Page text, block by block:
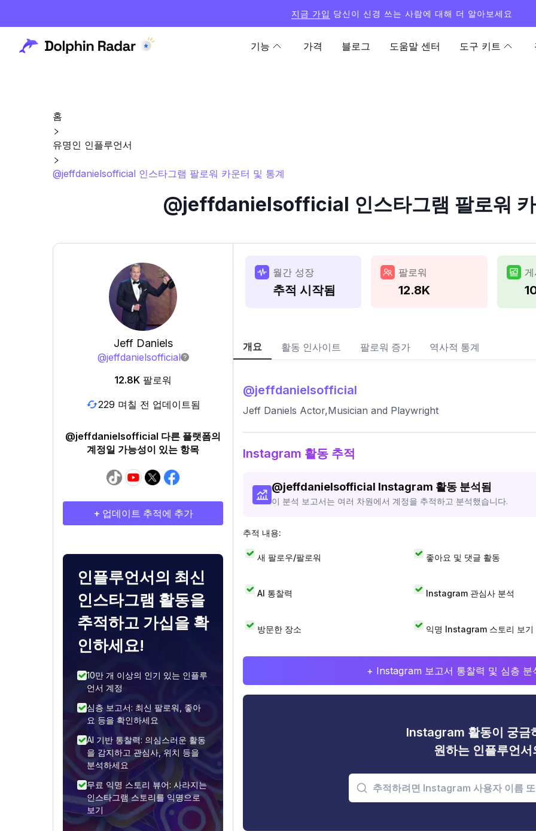
지금 가입 당신이 신경 쓰는 사람에 대해 더 알아보세요
기능 가격 블로그 도움말 센터 도구 키트
홈
유명인 인플루언서
@jeffdanielsofficial 인스타그램 팔로워 카운터 및 통계
@jeffdanielsofficial 인스타그램 팔로워
Jeff Daniels
@jeffdanielsofficial
12.8K 팔로워
229 며칠 전 업데이트됨
@jeffdanielsofficial 다른 플랫폼의
계정일 가능성이 있는 항목
+ 업데이트 추적에 추가
인플루언서의 최신
인스타그램 활동을
추적하고 가십을 확
인하세요!
10만 개 이상의 인기 있는 인플루
언서 계정
심층 보고서: 최신 팔로워, 좋아
요 등을 확인하세요
AI 기반 통찰력: 의심스러운 활동
을 감지하고 관심사, 위치 등을
분석하세요
무료 익명 스토리 뷰어: 사라지는
인스타그램 스토리를 익명으로
보기
월간 성장
추적 시작됨
팔로워
12.8K
개요 활동 인사이트 팔로워 증가 역사적 통계
@jeffdanielsofficial
Jeff Daniels Actor,Musician and Playwright
Instagram 활동 추적
@jeffdanielsofficial Instagram 활동 분석됨
이 분석 보고서는 여러 차원에서 계정을 추적하고 분석했습니다.
추적 내용:
새 팔로우/팔로워 좋아요 및 댓글 활동
AI 통찰력 Instagram 관심사 분석
방문한 장소 익명 Instagram 스토리 보기
+ Instagram 보고서 통찰력 및 심층 분
Instagram 활동이 궁금
원하는 인플루언서